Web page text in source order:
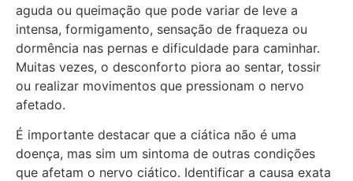
aguda ou queimação que pode variar de leve a
intensa, formigamento, sensação de fraqueza ou
dormência nas pernas e dificuldade para caminhar.
Muitas vezes, o desconforto piora ao sentar, tossir
ou realizar movimentos que pressionam o nervo
afetado.
É importante destacar que a ciática não é uma
doença, mas sim um sintoma de outras condições
que afetam o nervo ciático. Identificar a causa exata